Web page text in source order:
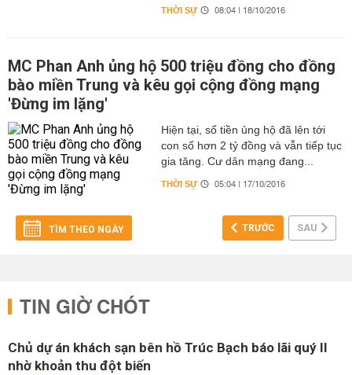
THỜI SỰ 08:04 | 18/10/2016
MC Phan Anh ủng hộ 500 triệu đồng cho đồng
bào miền Trung và kêu gọi cộng đồng mạng
'Đừng im lặng'
Hiện tại, số tiền ủng hộ đã lên tới
con số hơn 2 tỷ đồng và vẫn tiếp tục
gia tăng. Cư dân mạng đang...
THỜI SỰ 05:04 | 17/10/2016
TÌM THEO NGÀY TRƯỚC SAU
TIN GIỜ CHÓT
Chủ dự án khách sạn bên hồ Trúc Bạch báo lãi quý II
nhờ khoản thu đột biến